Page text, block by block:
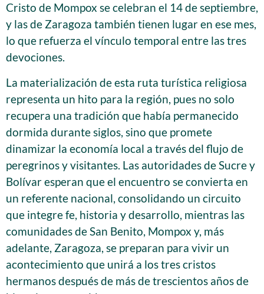
Cristo de Mompox se celebran el 14 de septiembre,
y las de Zaragoza también tienen lugar en ese mes,
lo que refuerza el vínculo temporal entre las tres
devociones.
La materialización de esta ruta turística religiosa
representa un hito para la región, pues no solo
recupera una tradición que había permanecido
dormida durante siglos, sino que promete
dinamizar la economía local a través del flujo de
peregrinos y visitantes. Las autoridades de Sucre y
Bolívar esperan que el encuentro se convierta en
un referente nacional, consolidando un circuito
que integre fe, historia y desarrollo, mientras las
comunidades de San Benito, Mompox y, más
adelante, Zaragoza, se preparan para vivir un
acontecimiento que unirá a los tres cristos
hermanos después de más de trescientos años de